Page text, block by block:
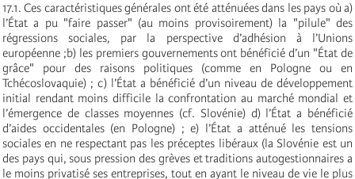
17.1. Ces caractéristiques générales ont été atténuées dans les pays où a)
l’État a pu "faire passer" (au moins provisoirement) la "pilule" des
régressions sociales, par la perspective d’adhésion à l’Unions
européenne ;b) les premiers gouvernements ont bénéficié d’un "État de
grâce" pour des raisons politiques (comme en Pologne ou en
Tchécoslovaquie) ; c) l’État a bénéficié d’un niveau de développement
initial rendant moins difficile la confrontation au marché mondial et
l’émergence de classes moyennes (cf. Slovénie) d) l’État a bénéficié
d’aides occidentales (en Pologne) ; e) l’État a atténué les tensions
sociales en ne respectant pas les préceptes libéraux (la Slovénie est un
des pays qui, sous pression des grèves et traditions autogestionnaires a
le moins privatisé ses entreprises, tout en ayant le niveau de vie le plus